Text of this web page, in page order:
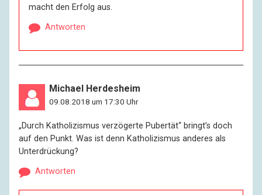
macht den Erfolg aus.
Antworten
Michael Herdesheim
09.08.2018 um 17:30 Uhr
„Durch Katholizismus verzögerte Pubertät“ bringt’s doch
auf den Punkt. Was ist denn Katholizismus anderes als
Unterdrückung?
Antworten